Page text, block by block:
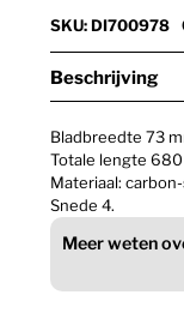
SKU:DI700978
Beschrijving
Bladbreedte 73
Totale lengte
Materiaal:
Snede 4.
Meer weten